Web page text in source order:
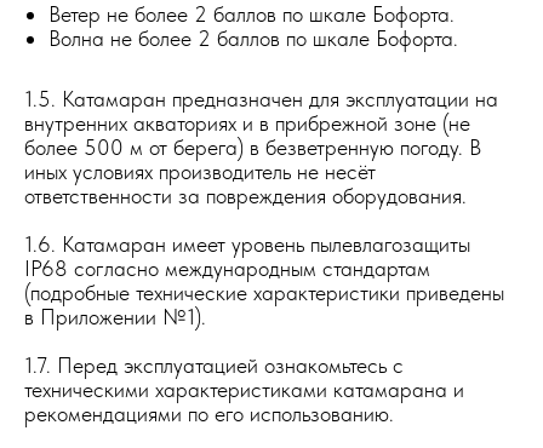
Ветер не более 2 баллов по шкале Бофорта.
Волна не более 2 баллов по шкале Бофорта.
1.5. Катамаран предназначен для эксплуатации на
внутренних акваториях и в прибрежной зоне (не
более 500 м от берега) в безветренную погоду. В
иных условиях производитель не несёт
ответственности за повреждения оборудования.
1.6. Катамаран имеет уровень пылевлагозащиты
IP68 согласно международным стандартам
(подробные технические характеристики приведены
в Приложении №1).
1.7. Перед эксплуатацией ознакомьтесь с
техническими характеристиками катамарана и
рекомендациями по его использованию.